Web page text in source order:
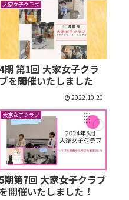
大家女子クラブ
4期 第1回 大家女子クラ
ブを開催いたしました
2022.10.20
大家女子クラブ
5期第7回 大家女子クラブ
を開催いたしました！